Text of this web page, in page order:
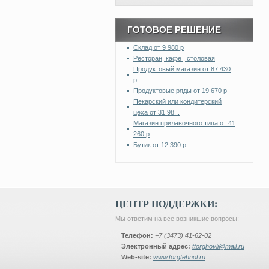
ГОТОВОЕ РЕШЕНИЕ
Склад от 9 980 р
Ресторан, кафе , столовая
Продуктовый магазин от 87 430
р.
Продуктовые ряды от 19 670 р
Пекарский или кондитерский
цеха от 31 98...
Магазин прилавочного типа от 41
260 р
Бутик от 12 390 р
ЦЕНТР ПОДДЕРЖКИ:
Мы ответим на все возникшие вопросы:
Телефон: +7 (3473) 41-62-02
Электронный адрес: ttorghovli@mail.ru
Web-site: www.torgtehnol.ru